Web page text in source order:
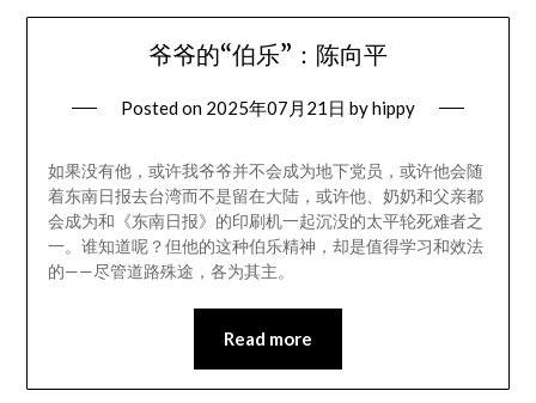
爷爷的“伯乐”：陈向平
Posted on 2025年07月21日 byhippy
如果没有他，或许我爷爷并不会成为地下党员，或许他会随
着东南日报去台湾而不是留在大陆，或许他、奶奶和父亲都
会成为和《东南日报》的印刷机一起沉没的太平轮死难者之
一。谁知道呢？但他的这种伯乐精神，却是值得学习和效法
的——尽管道路殊途，各为其主。
Read more